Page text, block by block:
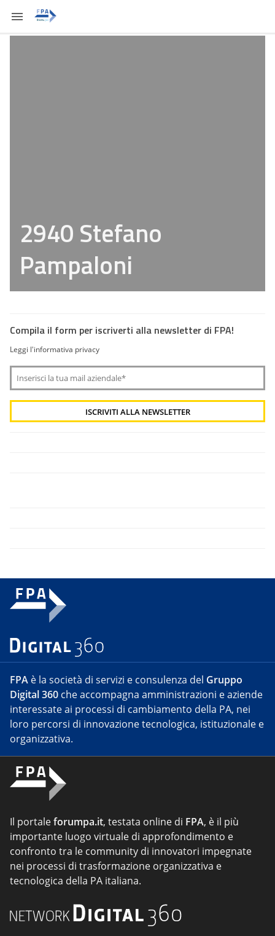
2940 Stefano
Pampaloni
Compila il form per iscriverti alla newsletter di FPA!
Leggi l'informativa privacy
FPA è la società di servizi e consulenza del Gruppo
Digital 360 che accompagna amministrazioni e aziende
interessate ai processi di cambiamento della PA, nei
loro percorsi di innovazione tecnologica, istituzionale e
organizzativa.
Il portaleforumpa.it, testata online di FPA, è il più
importante luogo virtuale di approfondimento e
confronto tra le community di innovatori impegnate
nei processi di trasformazione organizzativa e
tecnologica della PA italiana.